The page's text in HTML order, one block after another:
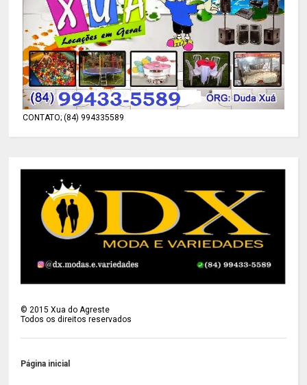
CONTATO; (84) 994335589
©2015 Xua do Agreste
Todos os direitos reservados
Página inicial